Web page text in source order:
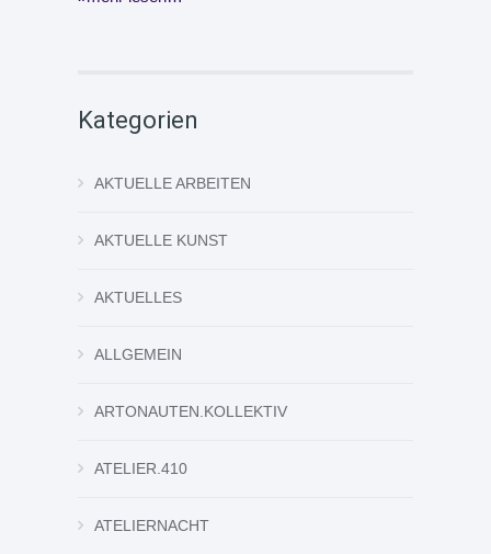
Kategorien
AKTUELLE ARBEITEN
AKTUELLE KUNST
AKTUELLES
ALLGEMEIN
ARTONAUTEN.KOLLEKTIV
ATELIER.410
ATELIERNACHT